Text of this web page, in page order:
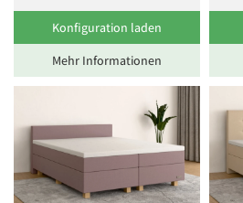
Konfiguration laden
Mehr Informationen